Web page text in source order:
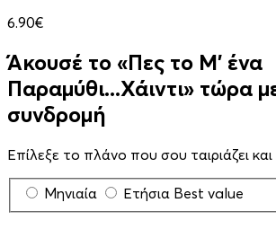
6.90€
Άκουσέ το «Πες το Μ' ένα
Παραμύθι...Χάιντι» τώρα
συνδρομή
Επίλεξε το πλάνο που σου ταιριάζει
Μηνιαία Ετήσια Best value